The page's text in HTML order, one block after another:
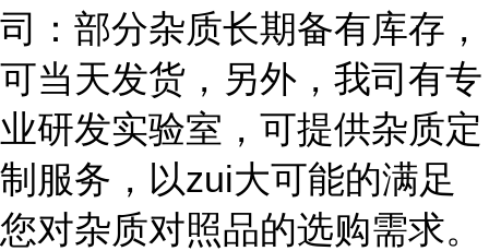
司：部分杂质长期备有库存，
可当天发货，另外，我司有专
业研发实验室，可提供杂质定
制服务，以zui大可能的满足
您对杂质对照品的选购需求。